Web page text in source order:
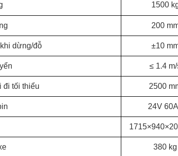
1500
200
dừng/đỗ ±10
≤ 1.4
đi tối thiểu 2500
24V
380 kg